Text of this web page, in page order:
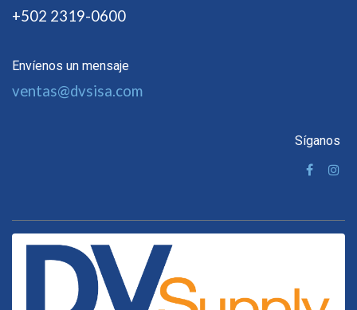
+502 2319-0600
Envíenos un mensaje
ventas@dvsisa.com
Síganos